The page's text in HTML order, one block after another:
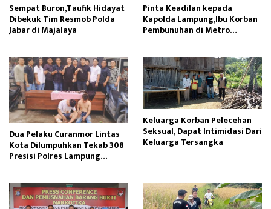
Sempat Buron,Taufik Hidayat
Dibekuk Tim Resmob Polda
Jabar di Majalaya
Pinta Keadilan kepada
Kapolda Lampung,Ibu Korban
Pembunuhan di Metro
Dua Pelaku Curanmor Lintas
Kota Dilumpuhkan Tekab 308
Presisi Polres Lampung
Keluarga Korban Pelecehan
Seksual, Dapat Intimidasi Dari
Keluarga Tersangka